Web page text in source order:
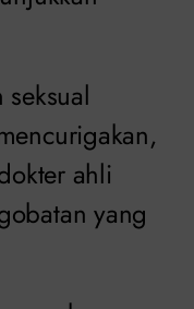
ahli
yang